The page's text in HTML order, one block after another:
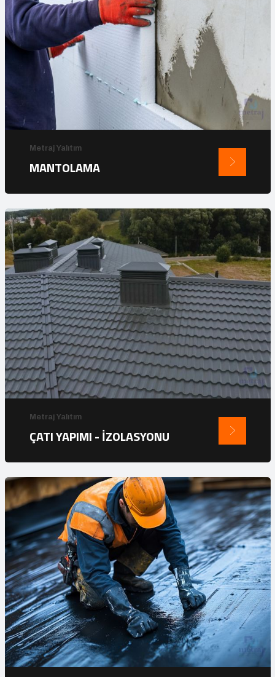
Metraj Yalıtım
MANTOLAMA
Metraj Yalıtım
ÇATI YAPIMI - İZOLASYONU